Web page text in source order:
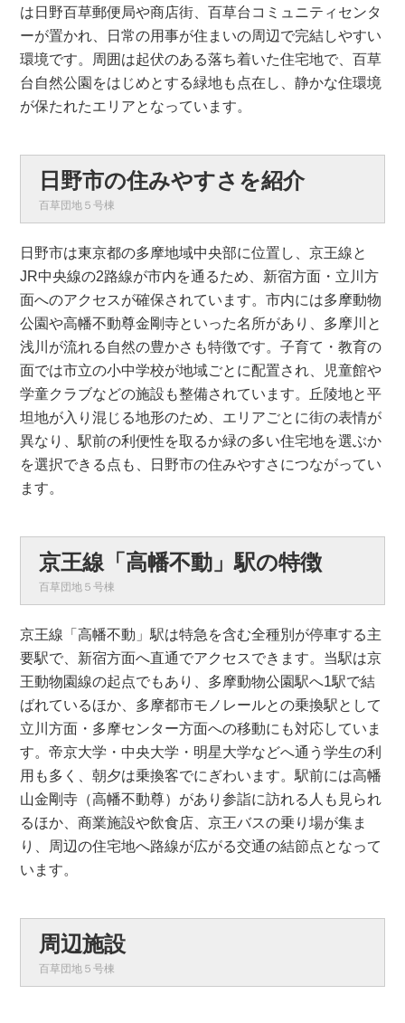
は日野百草郵便局や商店街、百草台コミュニティセンタ
ーが置かれ、日常の用事が住まいの周辺で完結しやすい
環境です。周囲は起伏のある落ち着いた住宅地で、百草
台自然公園をはじめとする緑地も点在し、静かな住環境
が保たれたエリアとなっています。
日野市の住みやすさを紹介
百草団地５号棟
日野市は東京都の多摩地域中央部に位置し、京王線と
JR中央線の2路線が市内を通るため、新宿方面・立川方
面へのアクセスが確保されています。市内には多摩動物
公園や高幡不動尊金剛寺といった名所があり、多摩川と
浅川が流れる自然の豊かさも特徴です。子育て・教育の
面では市立の小中学校が地域ごとに配置され、児童館や
学童クラブなどの施設も整備されています。丘陵地と平
坦地が入り混じる地形のため、エリアごとに街の表情が
異なり、駅前の利便性を取るか緑の多い住宅地を選ぶか
を選択できる点も、日野市の住みやすさにつながってい
ます。
京王線「高幡不動」駅の特徴
百草団地５号棟
京王線「高幡不動」駅は特急を含む全種別が停車する主
要駅で、新宿方面へ直通でアクセスできます。当駅は京
王動物園線の起点でもあり、多摩動物公園駅へ1駅で結
ばれているほか、多摩都市モノレールとの乗換駅として
立川方面・多摩センター方面への移動にも対応していま
す。帝京大学・中央大学・明星大学などへ通う学生の利
用も多く、朝夕は乗換客でにぎわいます。駅前には高幡
山金剛寺（高幡不動尊）があり参詣に訪れる人も見られ
るほか、商業施設や飲食店、京王バスの乗り場が集ま
り、周辺の住宅地へ路線が広がる交通の結節点となって
います。
周辺施設
百草団地５号棟